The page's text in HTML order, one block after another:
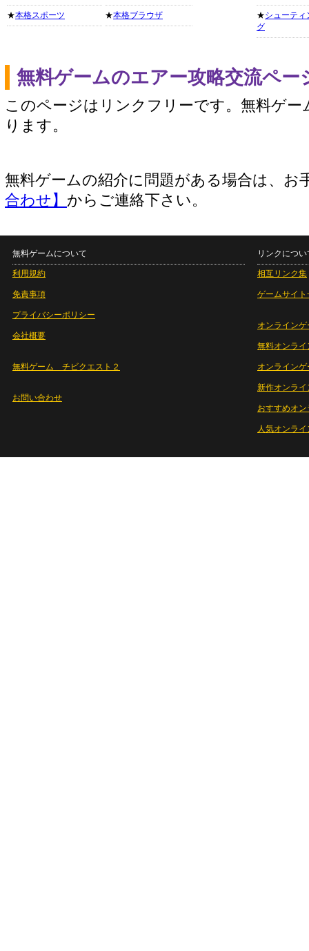
★本格スポーツ ★本格ブラウザ ★シューティ
グ
無料ゲームのエアー攻略交流ペー
このページはリンクフリーです。無料ゲー
ります。
無料ゲームの紹介に問題がある場合は、お
合わせ】 からご連絡下さい。
無料ゲームについて
利用規約
免責事項
プライバシーポリシー
会社概要
無料ゲーム チビクエスト２
お問い合わせ
リンクについ
相互リンク集
ゲームサイト
オンラインゲ
無料オンライ
オンライン
新作オンライ
おすすめオ
人気オンラ